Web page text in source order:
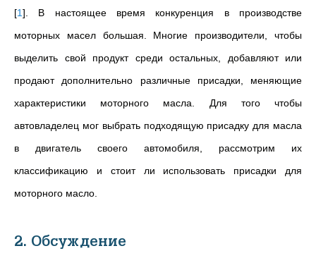
[1] . В настоящее время конкуренция в производстве
моторных масел большая. Многие производители, чтобы
выделить свой продукт среди остальных, добавляют или
продают дополнительно различные присадки, меняющие
характеристики моторного масла. Для того чтобы
автовладелец мог выбрать подходящую присадку для масла
в двигатель своего автомобиля, рассмотрим их
классификацию и стоит ли использовать присадки для
моторного масло.
2. Обсуждение